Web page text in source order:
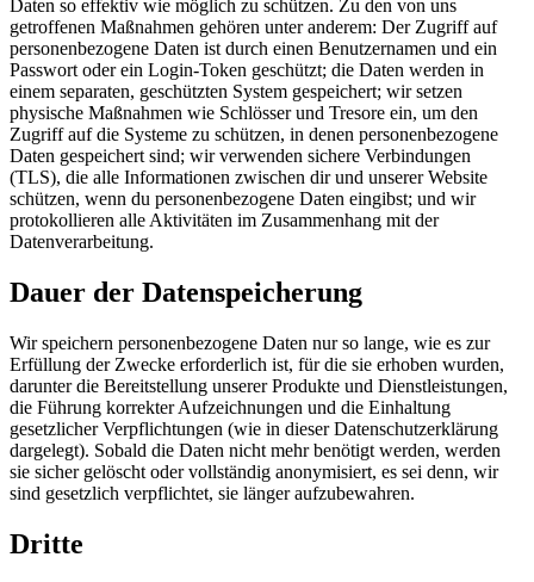
Daten so effektiv wie möglich zu schützen. Zu den von uns
getroffenen Maßnahmen gehören unter anderem: Der Zugriff auf
personenbezogene Daten ist durch einen Benutzernamen und ein
Passwort oder ein Login-Token geschützt; die Daten werden in
einem separaten, geschützten System gespeichert; wir setzen
physische Maßnahmen wie Schlösser und Tresore ein, um den
Zugriff auf die Systeme zu schützen, in denen personenbezogene
Daten gespeichert sind; wir verwenden sichere Verbindungen
(TLS), die alle Informationen zwischen dir und unserer Website
schützen, wenn du personenbezogene Daten eingibst; und wir
protokollieren alle Aktivitäten im Zusammenhang mit der
Datenverarbeitung.
Dauer der Datenspeicherung
Wir speichern personenbezogene Daten nur so lange, wie es zur
Erfüllung der Zwecke erforderlich ist, für die sie erhoben wurden,
darunter die Bereitstellung unserer Produkte und Dienstleistungen,
die Führung korrekter Aufzeichnungen und die Einhaltung
gesetzlicher Verpflichtungen (wie in dieser Datenschutzerklärung
dargelegt). Sobald die Daten nicht mehr benötigt werden, werden
sie sicher gelöscht oder vollständig anonymisiert, es sei denn, wir
sind gesetzlich verpflichtet, sie länger aufzubewahren.
Dritte